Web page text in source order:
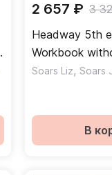
2 657 ₽ 3
Headway 5th
Workbook
Рабочая
Soars Liz, Soars
В